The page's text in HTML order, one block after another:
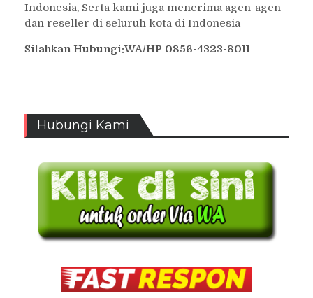
Indonesia, Serta kami juga menerima agen-agen
dan reseller di seluruh kota di Indonesia
Silahkan Hubungi:WA/HP 0856-4323-8011
Hubungi Kami